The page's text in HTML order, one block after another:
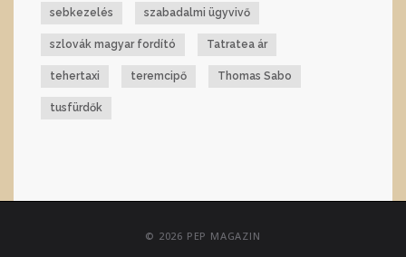
sebkezelés szabadalmi ügyvivő
szlovák magyar fordító Tatratea ár
tehertaxi teremcipő Thomas Sabo
tusfürdők
© 2026 PEP MAGAZIN